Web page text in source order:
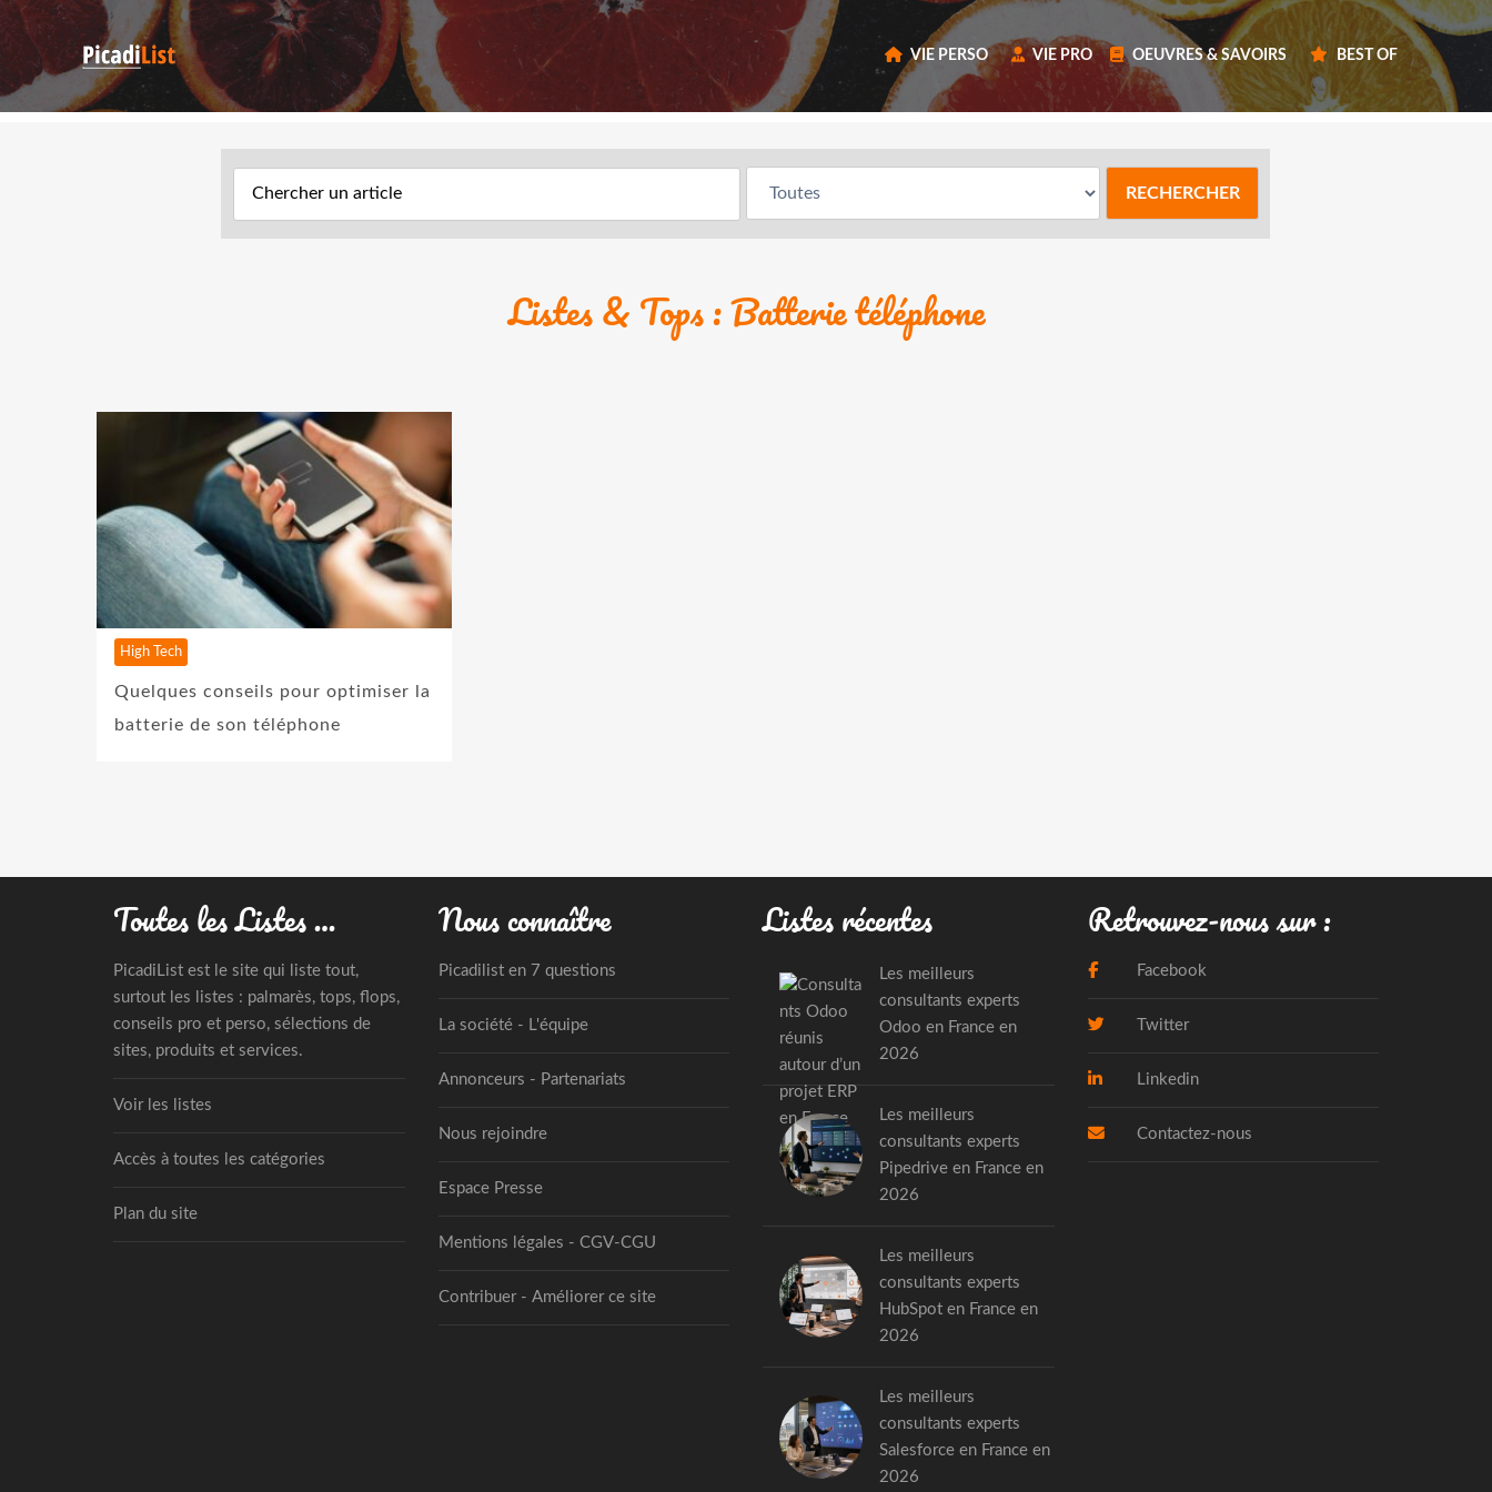
VIE PERSO VIE PRO OEUVRES & SAVOIRS BEST OF
Listes & Tops : Batterie téléphone
High Tech
Quelques conseils pour optimiser la
batterie de son téléphone
Toutes les Listes …
PicadiList est le site qui liste tout,
surtout les listes : palmarès, tops, flops,
conseils pro et perso, sélections de
sites, produits et services.
Voir les listes
Accès à toutes les catégories
Plan du site
Nous connaître
Picadilist en 7 questions
La société - L'équipe
Annonceurs - Partenariats
Nous rejoindre
Espace Presse
Mentions légales - CGV-CGU
Contribuer - Améliorer ce site
Listes récentes
Les meilleurs
consultants experts
Odoo en France en
2026
Les meilleurs
consultants experts
Pipedrive en France en
2026
Les meilleurs
consultants experts
HubSpot en France en
2026
Les meilleurs
consultants experts
Salesforce en France en
2026
Retrouvez-nous sur :
Facebook
Twitter
Linkedin
Contactez-nous